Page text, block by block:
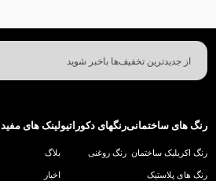
رنگ های ساختمانی
رنگ اکریلیک ساختمان
رنگ های پلاستیک
رنگهای دکوراتیو
رنگ روغنی
لینک های مفید
بلاگ
اخبار